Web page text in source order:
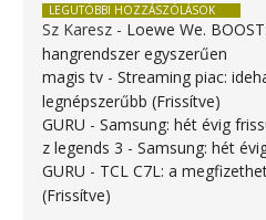
LEGUTÓBBI HOZZÁSZÓLÁSOK
Sz Karesz - Loewe We.
hangrendszer egyszerűen
magis tv -Streaming piac:
legnépszerűbb (Frissítve)
GURU -Samsung: hét évig
z legends 3 -Samsung: hét
GURU - TCL C7L: a
(Frissítve)